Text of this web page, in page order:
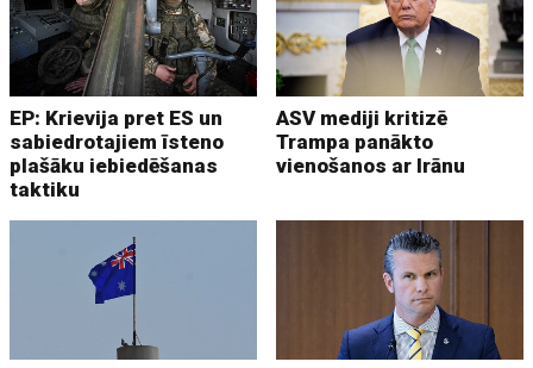
EP: Krievija pret ES un
sabiedrotajiem īsteno
plašāku iebiedēšanas
taktiku
ASV mediji kritizē
Trampa panākto
vienošanos ar Irānu